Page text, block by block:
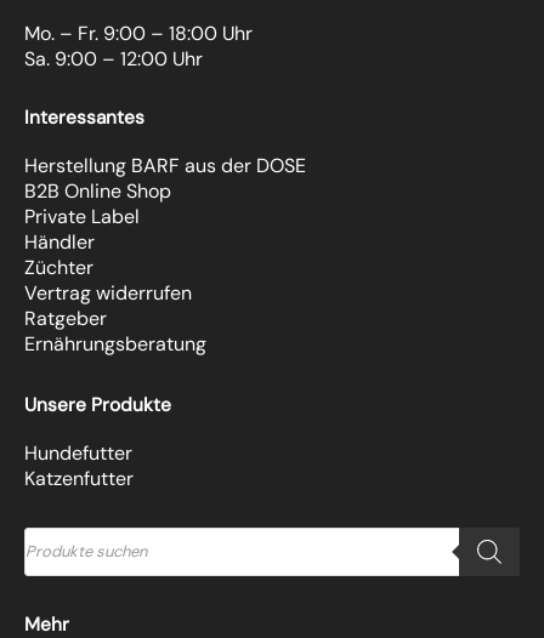
Mo. – Fr. 9:00 – 18:00 Uhr
Sa. 9:00 – 12:00 Uhr
Interessantes
Herstellung BARF aus der DOSE
B2B Online Shop
Private Label
Händler
Züchter
Vertrag widerrufen
Ratgeber
Ernährungsberatung
Unsere Produkte
Hundefutter
Katzenfutter
Products
search
Mehr